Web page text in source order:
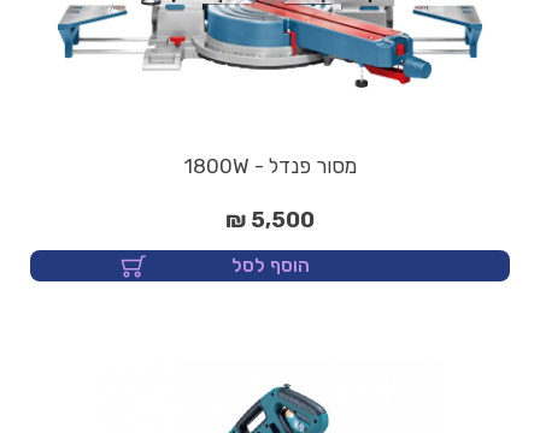
מסור פנדל - 1800W
5,500 ₪
הוסף לסל